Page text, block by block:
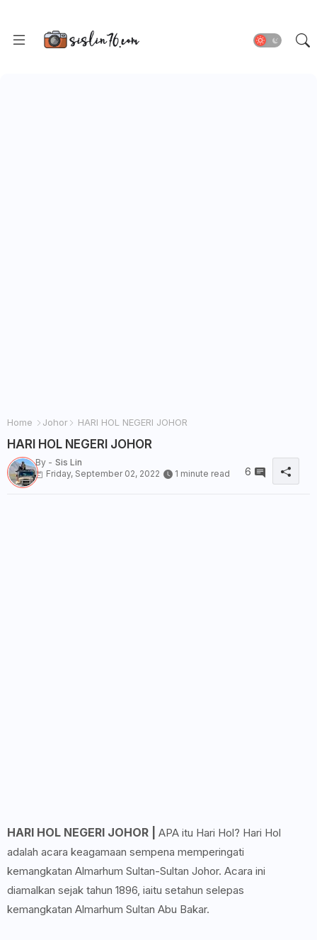
Home Johor HARI HOL NEGERI JOHOR
HARI HOL NEGERI JOHOR
By - Sis Lin
Friday, September 02, 2022
1 minute read 6
HARI HOL NEGERI JOHOR |
APA itu Hari Hol? Hari Hol
adalah acara keagamaan sempena memperingati
kemangkatan Almarhum Sultan-Sultan Johor. Acara ini
diamalkan sejak tahun 1896, iaitu setahun selepas
kemangkatan Almarhum Sultan Abu Bakar.